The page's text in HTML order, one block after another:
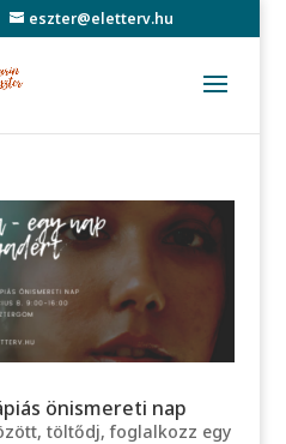
eszter@eletterv.hu
önismereti nap
töltődj, foglalkozz egy